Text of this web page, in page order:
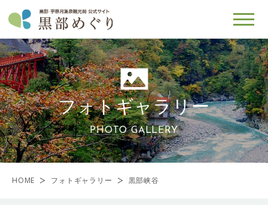
フォトギャラリー
PHOTO GALLERY
HOME フォトギャラリー 黒部峡谷